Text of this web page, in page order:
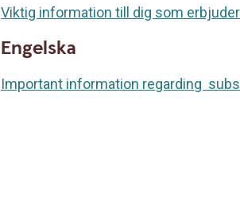
Viktig information till dig som
Engelska
Important information regarding